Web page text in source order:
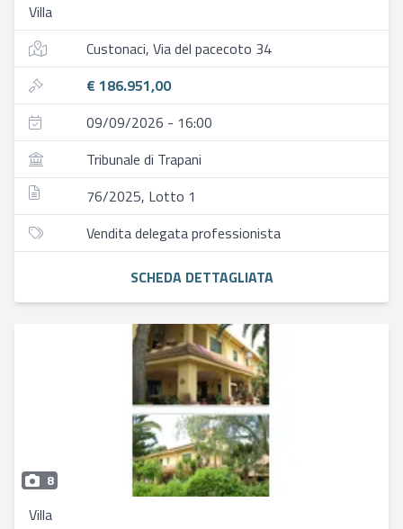
Villa
Custonaci, Via del pacecoto 34
€ 186.951,00
09/09/2026 - 16:00
Tribunale di Trapani
76/2025, Lotto 1
Vendita delegata professionista
SCHEDA DETTAGLIATA
8
Villa